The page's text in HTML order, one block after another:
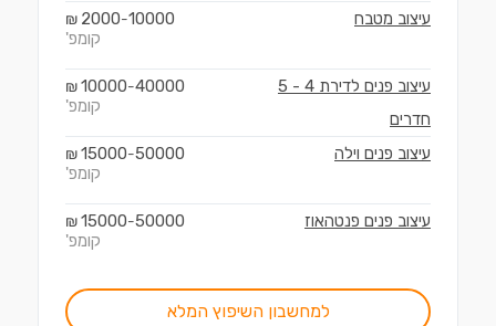
עיצוב מטבח 2000-10000
₪
קומפ'
עיצוב פנים לדירת 4 - 5
חדרים
10000-40000
₪
קומפ'
עיצוב פנים וילה 15000-50000
₪
קומפ'
עיצוב פנים פנטהאוז 15000-50000
₪
קומפ'
למחשבון השיפוץ המלא